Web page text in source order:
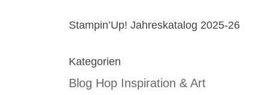
Stampin’Up! Jahreskatalog 2025-26
Kategorien
Blog Hop Inspiration & Art